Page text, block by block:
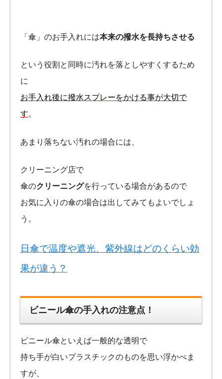
「傘」のお手入れには本来の撥水を長持ちさせる
という役割と同時に汚れを落としやすくするため
に
お手入れ後に撥水スプレーをかける事が大切で
す。
あまり落ちない汚れの場合には、
クリーニング店で
傘のクリーニングを行っている場合があるので
お気に入りの傘の場合は出してみてもよいでしょ
う。
日傘で温度や遮光、紫外線はどのくらい効
果が違う？
ビニール傘の手入れの注意点！
ビニール傘といえば一般的な透明で
持ち手が白いプラスチックのものを思い浮かべま
すが、